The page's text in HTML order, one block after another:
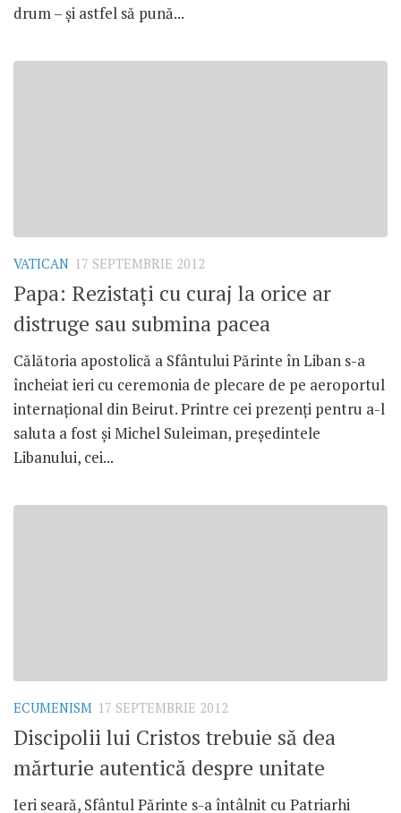
drum – şi astfel să pună...
VATICAN 17 SEPTEMBRIE 2012
Papa: Rezistaţi cu curaj la orice ar
distruge sau submina pacea
Călătoria apostolică a Sfântului Părinte în Liban s-a
încheiat ieri cu ceremonia de plecare de pe aeroportul
internaţional din Beirut. Printre cei prezenţi pentru a-l
saluta a fost şi Michel Suleiman, preşedintele
Libanului, cei...
ECUMENISM 17 SEPTEMBRIE 2012
Discipolii lui Cristos trebuie să dea
mărturie autentică despre unitate
Ieri seară, Sfântul Părinte s-a întâlnit cu Patriarhi